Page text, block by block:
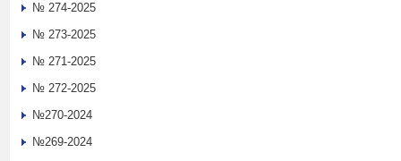
№ 274-2025
№ 273-2025
№ 271-2025
№ 272-2025
№270-2024
№269-2024